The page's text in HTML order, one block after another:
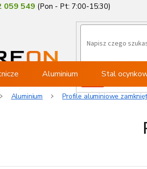
059 549
Aluminium Stal
Aluminium Profile aluminiowe